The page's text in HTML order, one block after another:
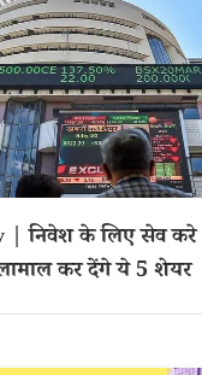
| निवेश के लिए सेव करे
कर देंगे ये 5 शेयर